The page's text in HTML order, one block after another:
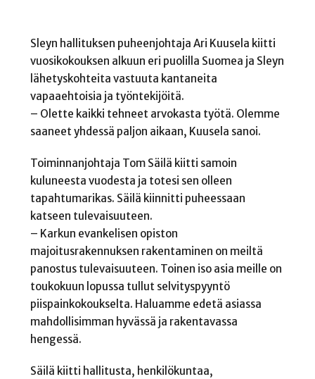
Sleyn hallituksen puheenjohtaja Ari Kuusela kiitti
vuosikokouksen alkuun eri puolilla Suomea ja Sleyn
lähetyskohteita vastuuta kantaneita
vapaaehtoisia ja työntekijöitä.
– Olette kaikki tehneet arvokasta työtä. Olemme
saaneet yhdessä paljon aikaan, Kuusela sanoi.
Toiminnanjohtaja Tom Säilä kiitti samoin
kuluneesta vuodesta ja totesi sen olleen
tapahtumarikas. Säilä kiinnitti puheessaan
katseen tulevaisuuteen.
– Karkun evankelisen opiston
majoitusrakennuksen rakentaminen on meiltä
panostus tulevaisuuteen. Toinen iso asia meille on
toukokuun lopussa tullut selvityspyyntö
piispainkokoukselta. Haluamme edetä asiassa
mahdollisimman hyvässä ja rakentavassa
hengessä.
Säilä kiitti hallitusta, henkilökuntaa,